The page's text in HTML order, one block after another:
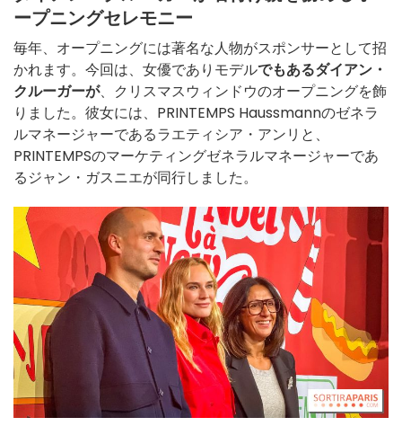
ープニングセレモニー
毎年、オープニングには著名な人物がスポンサーとして招
かれます。今回は、女優でありモデルでもあるダイアン・
クルーガーが、クリスマスウィンドウのオープニングを飾
りました。彼女には、PRINTEMPS Haussmannのゼネラ
ルマネージャーであるラエティシア・アンリと、
PRINTEMPSのマーケティングゼネラルマネージャーであ
るジャン・ガスニエが同行しました。